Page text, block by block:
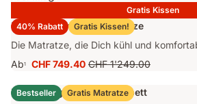
Gratis Kissen
40% Rabatt
Gratis Kissen!
Emma Original Pro Matratze
Die Matratze, die Dich kühl und
Ab1
Preis
CHF 749.40
CHF 749.40 Ursprünglicher
Preis
CHF 1'249.00
CHF 1'249.00
Bestseller Gratis Matratze
Emma Original Stauraumbett